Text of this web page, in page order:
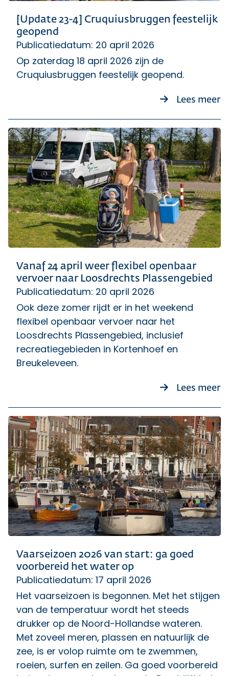
[Update 23-4] Cruquiusbruggen feestelijk
geopend
Publicatiedatum: 20 april 2026
Op zaterdag 18 april 2026 zijn de
Cruquiusbruggen feestelijk geopend.
Lees meer
Vanaf 24 april weer flexibel openbaar
vervoer naar Loosdrechts Plassengebied
Publicatiedatum: 20 april 2026
Ook deze zomer rijdt er in het weekend
flexibel openbaar vervoer naar het
Loosdrechts Plassengebied, inclusief
recreatiegebieden in Kortenhoef en
Breukeleveen.
Lees meer
Vaarseizoen 2026 van start: ga goed
voorbereid het water op
Publicatiedatum: 17 april 2026
Het vaarseizoen is begonnen. Met het stijgen
van de temperatuur wordt het steeds
drukker op de Noord-Hollandse wateren.
Met zoveel meren, plassen en natuurlijk de
zee, is er volop ruimte om te zwemmen,
roeien, surfen en zeilen. Ga goed voorbereid